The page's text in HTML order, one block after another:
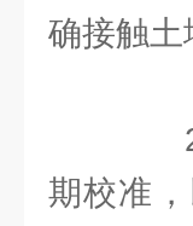
确接触土
2
期校准